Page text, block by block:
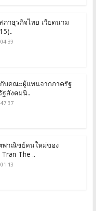
าธุรกิจไทย-เวียดนาม
บคณะผู้แทนจากภาครัฐ
สังคมนิ..
พาณิชย์คนใหม่ของ
The ..